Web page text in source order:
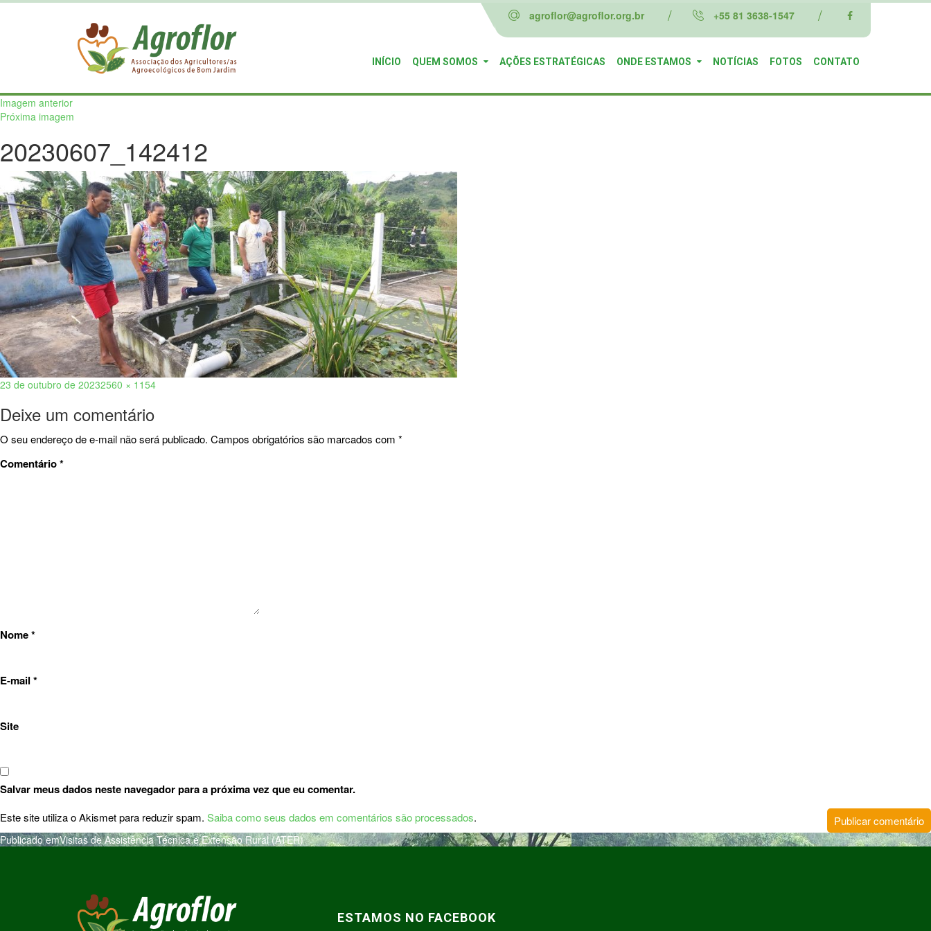
agroflor@agroflor.org.br +55 81 3638-1547
INÍCIO QUEM SOMOS AÇÕES ESTRATÉGICAS ONDE ESTAMOS NOTÍCIAS FOTOS CONTATO
Imagem anterior
Próxima imagem
20230607_142412
23 de outubro de 20232560 × 1154
Deixe um comentário
O seu endereço de e-mail não será publicado. Campos obrigatórios são marcados com *
Comentário*
Nome*
E-mail *
Site
Salvar meus dados neste navegador para a próxima vez que eu comentar.
Este site utiliza o Akismet para reduzir spam. Saiba como seus dados em comentários são processados.
Publicado emVisitas de Assistência Técnica e Extensão Rural (ATER)
ESTAMOS NO FACEBOOK